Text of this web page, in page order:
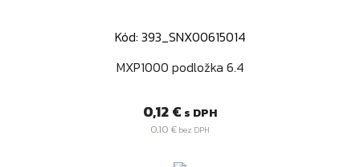
Kód: 393_SNX00615014
MXP1000 podložka 6.4
Cena
0,12 € s DPH
0,10 € bez DPH